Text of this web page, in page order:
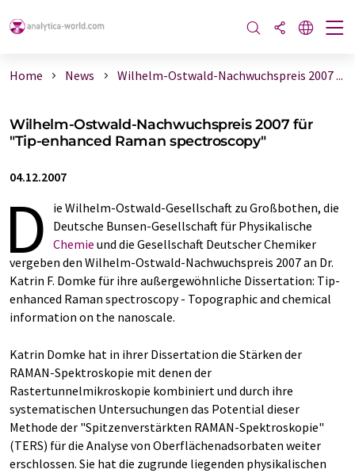
Home News Wilhelm-Ostwald-Nachwuchspreis 2007 ...
Wilhelm-Ostwald-Nachwuchspreis 2007 für
"Tip-enhanced Raman spectroscopy"
04.12.2007
D
ie Wilhelm-Ostwald-Gesellschaft zu Großbothen, die
Deutsche Bunsen-Gesellschaft für Physikalische
Chemie und die Gesellschaft Deutscher Chemiker
vergeben den Wilhelm-Ostwald-Nachwuchspreis 2007 an Dr.
Katrin F. Domke für ihre außergewöhnliche Dissertation: Tip-
enhanced Raman spectroscopy - Topographic and chemical
information on the nanoscale.
Katrin Domke hat in ihrer Dissertation die Stärken der
RAMAN-Spektroskopie mit denen der
Rastertunnelmikroskopie kombiniert und durch ihre
systematischen Untersuchungen das Potential dieser
Methode der "Spitzenverstärkten RAMAN-Spektroskopie"
(TERS) für die Analyse von Oberflächenadsorbaten weiter
erschlossen. Sie hat die zugrunde liegenden physikalischen